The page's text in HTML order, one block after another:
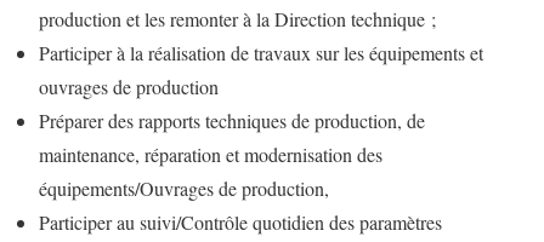
production et les remonter à la Direction technique ;
Participer à la réalisation de travaux sur les équipements et
ouvrages de production
Préparer des rapports techniques de production, de
maintenance, réparation et modernisation des
équipements/Ouvrages de production,
Participer au suivi/Contrôle quotidien des paramètres